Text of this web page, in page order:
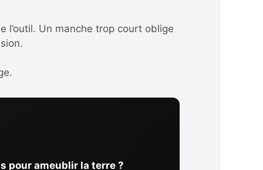
l’outil. Un manche trop court oblige
pour ameublir la terre ?